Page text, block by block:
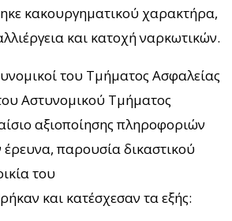
κακουργηματικού χαρακτήρα,
και κατοχή ναρκωτικών.
του Τμήματος Ασφαλείας
Αστυνομικού Τμήματος
αξιοποίησης πληροφοριών
παρουσία δικαστικού
του
και κατέσχεσαν τα εξής: